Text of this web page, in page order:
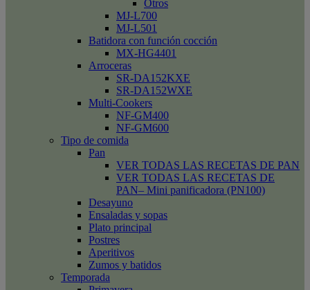
Otros
MJ-L700
MJ-L501
Batidora con función cocción
MX-HG4401
Arroceras
SR-DA152KXE
SR-DA152WXE
Multi-Cookers
NF-GM400
NF-GM600
Tipo de comida
Pan
VER TODAS LAS RECETAS DE PAN
VER TODAS LAS RECETAS DE
PAN– Mini panificadora (PN100)
Desayuno
Ensaladas y sopas
Plato principal
Postres
Aperitivos
Zumos y batidos
Temporada